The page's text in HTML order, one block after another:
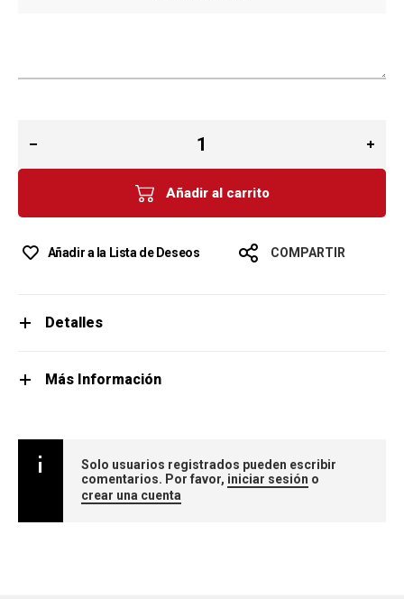
Añadir al carrito
Añadir a la Lista de Deseos COMPARTIR
Detalles
Más Información
Solo usuarios registrados pueden escribir
comentarios. Por favor, iniciar sesión o
crear una cuenta